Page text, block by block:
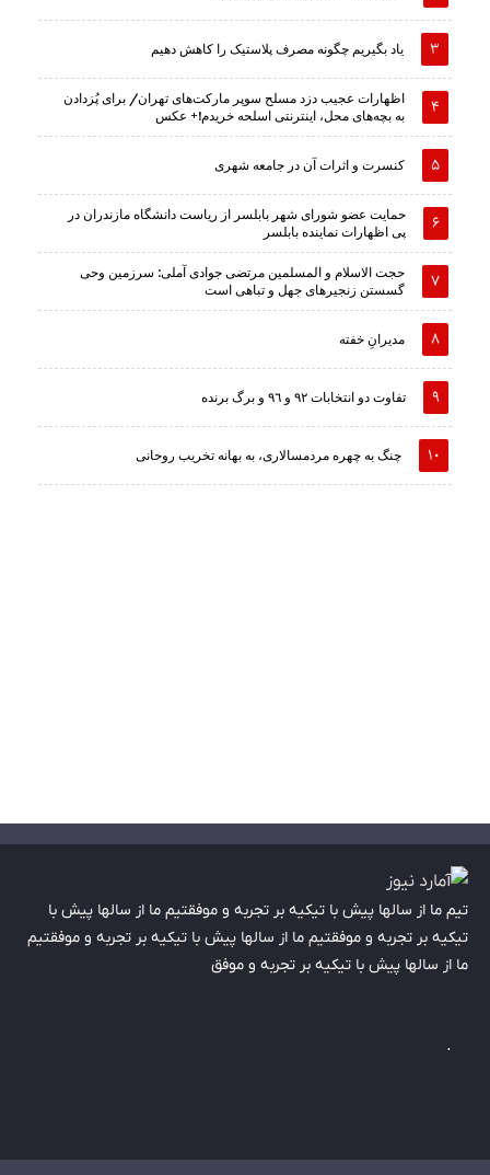
یاد بگیریم چگونه مصرف پلاستیک را کاهش دهیم
اظهارات عجیب دزد مسلح سوپر مارکت‌های تهران/ برای پُزدادن
به بچه‌های محل، اینترنتی اسلحه خریدم!+ عکس
کنسرت و اثرات آن در جامعه شهری
حمایت عضو شورای شهر بابلسر از ریاست دانشگاه مازندران در
پی اظهارات نماینده بابلسر
حجت الاسلام و المسلمین مرتضی جوادی آملی: سرزمین وحى
گسستن زنجیرهاى جهل و تباهى است
مدیرانِ خفته
تفاوت دو انتخابات ٩٢ و ٩٦ و برگ برنده
چنگ به چهره مردمسالاری، به بهانه تخریب روحانی
تیم ما از سالها پیش با تیکیه بر تجربه و موفقتیم ما از سالها پیش با
تیکیه بر تجربه و موفقتیم ما از سالها پیش با تیکیه بر تجربه و موفقتیم
ما از سالها پیش با تیکیه بر تجربه و موفق
.